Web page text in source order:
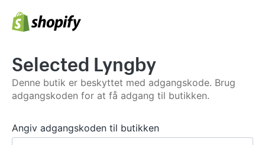
Selected Lyngby
Denne butik er beskyttet med adgangskode. Brug
adgangskoden for at få adgang til butikken.
Angiv adgangskoden til butikken